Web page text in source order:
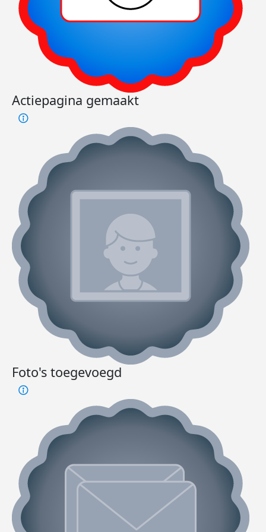
Actiepagina gemaakt
Foto's toegevoegd